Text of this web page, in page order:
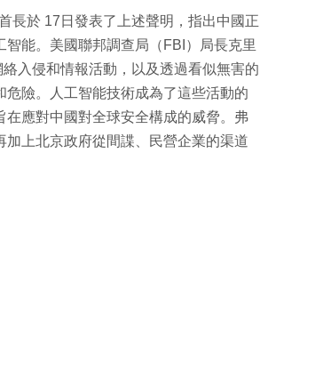
長於 17日發表了上述聲明，指出中國正
能。美國聯邦調查局（FBI）局長克里
入侵和情報活動，以及透過看似無害的
險。人工智能技術成為了這些活動的
應對中國對全球安全構成的威脅。弗
上北京政府從間諜、民營企業的渠道